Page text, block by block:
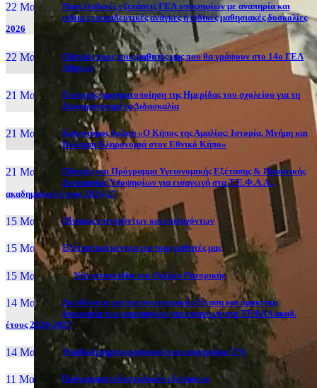
22 Μαι, 26
Πανελλαδικές εξετάσεις ΓΕΛ υποψηφίων με αναπηρία και
ειδικές εκπαιδευτικές ανάγκες ή ειδικές μαθησιακές δυσκολίες
2026
22 Μαι, 26
Οδηγίες προς τους μαθητές μας που θα γράψουν στο 14ο ΓΕΛ
Αθηνών
21 Μαι, 26
Επιτυχής πραγματοποίηση της Ημερίδας του σχολείου για τη
Διαφοροποιημένη Διδασκαλία
21 Μαι, 26
Καινοτόμος δράση «Ο Κήπος της Αμαλίας: Ιστορία, Μνήμη και
Βιώσιμη Κληρονομιά στον Εθνικό Κήπο»
21 Μαι, 26
Οδηγίες και Πρόγραμμα Υγειονομικής Εξέτασης & Πρακτικής
Δοκιμασίας Υποψηφίων για εισαγωγή στα Τ.Ε.Φ.Α.Α.,
ακαδημαϊκού έτους 2026-27
15 Μαι, 26 Πίνακας επιτυχόντων και επιλαχόντων
15 Μαι, 26 Εξεταστικά κέντρα για τους μαθητές μας
15 Μαι, 2026 Νέα ιστοσελίδα του Ομίλου Ρητορικής
14 Μαι, 26
Διευθύνσεις για την υγειονομική εξέταση και πρακτική
δοκιμασία των υποψηφίων για εισαγωγή στα ΤΕΦΑΑ ακαδ.
έτους 2026-2027
14 Μαι, 26 Yποβολή μηχανογραφικού για υποψηφίους 5%
11 Μαι, 26 Πρόγραμμα ενδοσχολικών εξετάσεων